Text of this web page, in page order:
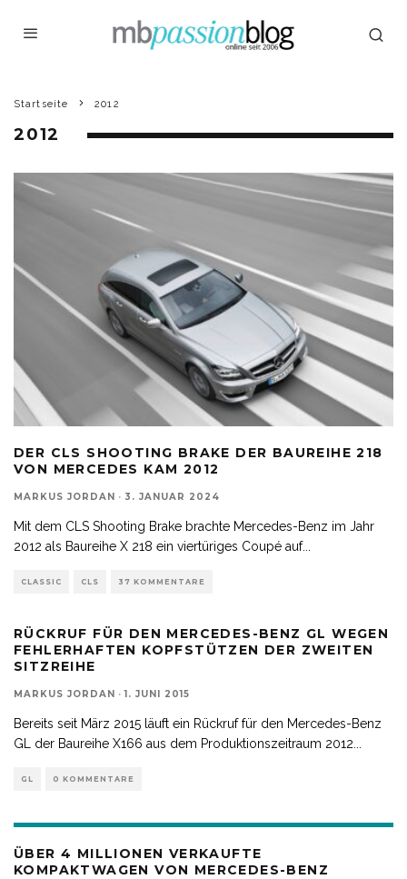
Startseite 2012
2012
DER CLS SHOOTING BRAKE DER BAUREIHE 218
VON MERCEDES KAM 2012
MARKUS JORDAN · 3. JANUAR 2024
Mit dem CLS Shooting Brake brachte Mercedes-Benz im Jahr
2012 als Baureihe X 218 ein viertüriges Coupé auf...
CLASSIC CLS 37 KOMMENTARE
RÜCKRUF FÜR DEN MERCEDES-BENZ GL WEGEN
FEHLERHAFTEN KOPFSTÜTZEN DER ZWEITEN
SITZREIHE
MARKUS JORDAN · 1. JUNI 2015
Bereits seit März 2015 läuft ein Rückruf für den Mercedes-Benz
GL der Baureihe X166 aus dem Produktionszeitraum 2012
GL 0 KOMMENTARE
ÜBER 4 MILLIONEN VERKAUFTE
KOMPAKTWAGEN VON MERCEDES-BENZ